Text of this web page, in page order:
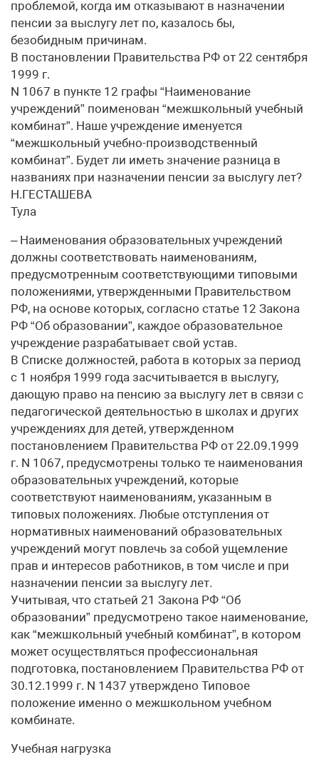
проблемой, когда им отказывают в назначении
пенсии за выслугу лет по, казалось бы,
безобидным причинам.
В постановлении Правительства РФ от 22 сентября
1999 г.
N 1067 в пункте 12 графы “Наименование
учреждений” поименован “межшкольный учебный
комбинат”. Наше учреждение именуется
“межшкольный учебно-производственный
комбинат”. Будет ли иметь значение разница в
названиях при назначении пенсии за выслугу лет?
Н.ГЕСТАШЕВА
Тула
– Наименования образовательных учреждений
должны соответствовать наименованиям,
предусмотренным соответствующими типовыми
положениями, утвержденными Правительством
РФ, на основе которых, согласно статье 12 Закона
РФ “Об образовании”, каждое образовательное
учреждение разрабатывает свой устав.
В Списке должностей, работа в которых за период
с 1 ноября 1999 года засчитывается в выслугу,
дающую право на пенсию за выслугу лет в связи с
педагогической деятельностью в школах и других
учреждениях для детей, утвержденном
постановлением Правительства РФ от 22.09.1999
г. N 1067, предусмотрены только те наименования
образовательных учреждений, которые
соответствуют наименованиям, указанным в
типовых положениях. Любые отступления от
нормативных наименований образовательных
учреждений могут повлечь за собой ущемление
прав и интересов работников, в том числе и при
назначении пенсии за выслугу лет.
Учитывая, что статьей 21 Закона РФ “Об
образовании” предусмотрено такое наименование,
как “межшкольный учебный комбинат”, в котором
может осуществляться профессиональная
подготовка, постановлением Правительства РФ от
30.12.1999 г. N 1437 утверждено Типовое
положение именно о межшкольном учебном
комбинате.
Учебная нагрузка